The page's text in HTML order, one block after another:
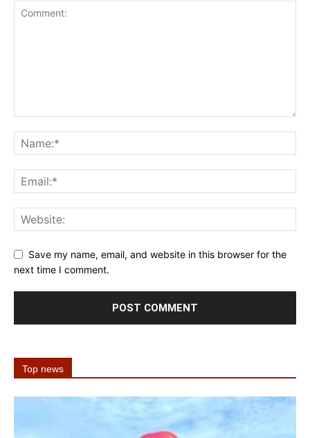
Save my name, email, and website in this browser for the
next time I comment.
Top news